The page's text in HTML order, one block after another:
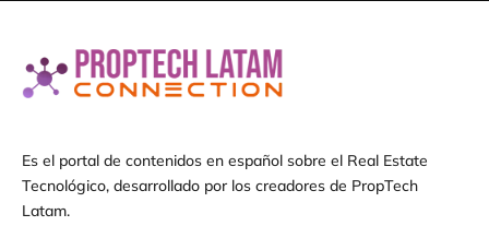
Es el portal de contenidos en español sobre el Real Estate
Tecnológico, desarrollado por los creadores de PropTech
Latam.